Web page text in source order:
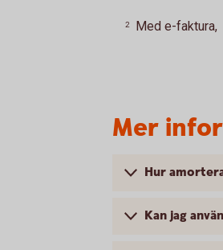
2 Med e-faktura,
Mer
Hur
Kan jag